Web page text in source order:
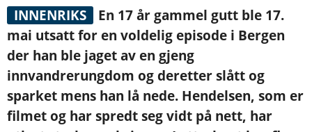
INNENRIKS
En 17 år gammel gutt ble 17.
mai utsatt for en voldelig episode i Bergen
der han ble jaget av en gjeng
innvandrerungdom og deretter slått og
sparket mens han lå nede. Hendelsen, som er
filmet og har spredt seg vidt på nett, har